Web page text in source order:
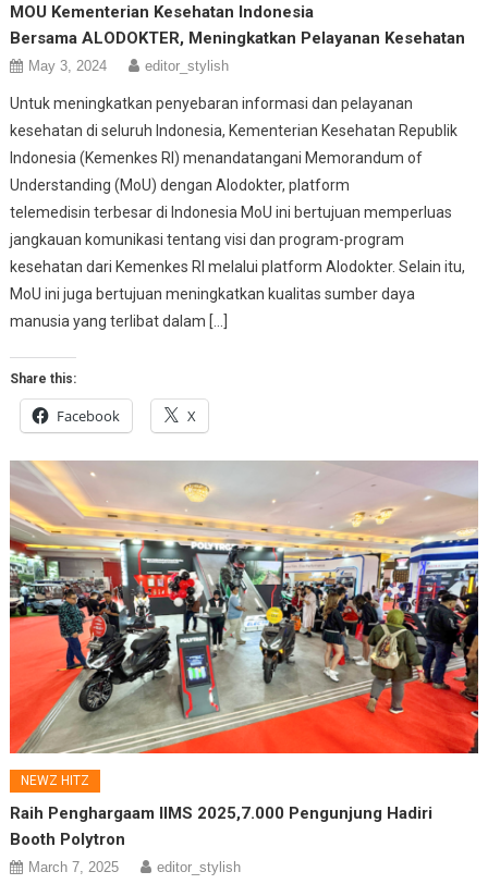
MOU Kementerian Kesehatan Indonesia
Bersama ALODOKTER, Meningkatkan Pelayanan Kesehatan
May 3, 2024 editor_stylish
Untuk meningkatkan penyebaran informasi dan pelayanan
kesehatan di seluruh Indonesia, Kementerian Kesehatan Republik
Indonesia (Kemenkes RI) menandatangani Memorandum of
Understanding (MoU) dengan Alodokter, platform
telemedisin terbesar di Indonesia MoU ini bertujuan memperluas
jangkauan komunikasi tentang visi dan program-program
kesehatan dari Kemenkes RI melalui platform Alodokter. Selain itu,
MoU ini juga bertujuan meningkatkan kualitas sumber daya
manusia yang terlibat dalam […]
Share this:
Facebook X
NEWZ HITZ
Raih Penghargaam IIMS 2025,7.000 Pengunjung Hadiri
Booth Polytron
March 7, 2025 editor_stylish